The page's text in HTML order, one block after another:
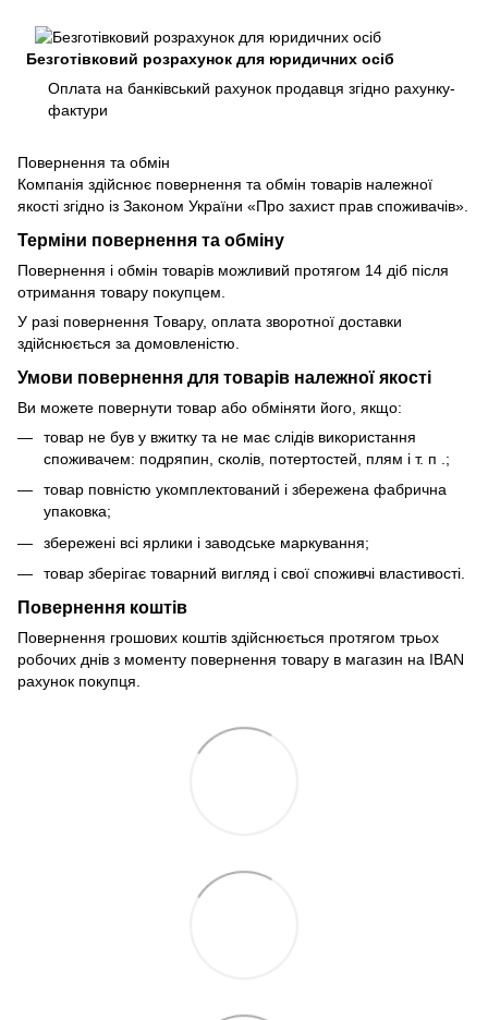
Безготівковий розрахунок для юридичних осіб
Оплата на банківський рахунок продавця згідно рахунку-
фактури
Повернення та обмін
Компанія здійснює повернення та обмін товарів належної
якості згідно із Законом України «Про захист прав споживачів».
Терміни повернення та обміну
Повернення і обмін товарів можливий протягом 14 діб після
отримання товару покупцем.
У разі повернення Товару, оплата зворотної доставки
здійснюється за домовленістю.
Умови повернення для товарів належної якості
Ви можете повернути товар або обміняти його, якщо:
товар не був у вжитку та не має слідів використання
споживачем: подряпин, сколів, потертостей, плям і т. п .;
товар повністю укомплектований і збережена фабрична
упаковка;
збережені всі ярлики і заводське маркування;
товар зберігає товарний вигляд і свої споживчі властивості.
Повернення коштів
Повернення грошових коштів здійснюється протягом трьох
робочих днів з моменту повернення товару в магазин на IBAN
рахунок покупця.